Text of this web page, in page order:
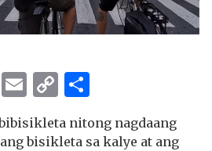
Messenger
Email
Copy
Link
nitong nagdaang
bisikleta sa kalye at ang